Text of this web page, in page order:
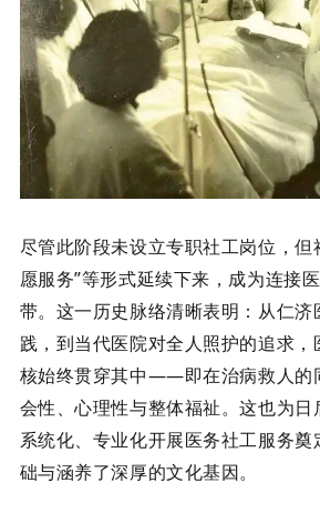
尽管此阶段未设立专职社工岗位，但
愿服务”等形式延续下来，成为连接
带。这一历史脉络清晰表明：从仁
践，到当代医院对全人照护的追求
核始终贯穿其中——即在治病救人的
会性、心理性与整体福祉。这也为
系统化、专业化开展医务社工服务
础与涵养了深厚的文化基因。